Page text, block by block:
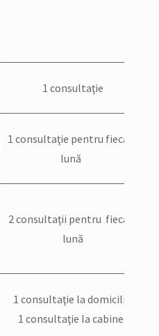
1 consultaţie
1 consultaţie pentru fiecare
lună
2 consultaţii pentru fiecare
lună
1 consultaţie la domiciliu
1 consultaţie la cabinet